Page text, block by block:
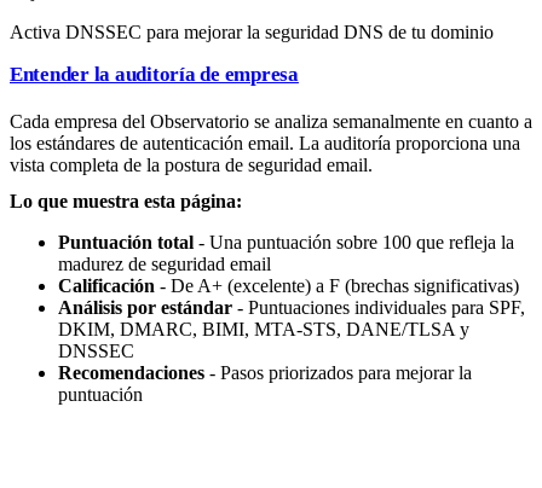
Activa DNSSEC para mejorar la seguridad DNS de tu dominio
Entender la auditoría de empresa
Cada empresa del Observatorio se analiza semanalmente en cuanto a
los estándares de autenticación email. La auditoría proporciona una
vista completa de la postura de seguridad email.
Lo que muestra esta página:
Puntuación total - Una puntuación sobre 100 que refleja la
madurez de seguridad email
Calificación - De A+ (excelente) a F (brechas significativas)
Análisis por estándar - Puntuaciones individuales para SPF,
DKIM, DMARC, BIMI, MTA-STS, DANE/TLSA y
DNSSEC
Recomendaciones - Pasos priorizados para mejorar la
puntuación